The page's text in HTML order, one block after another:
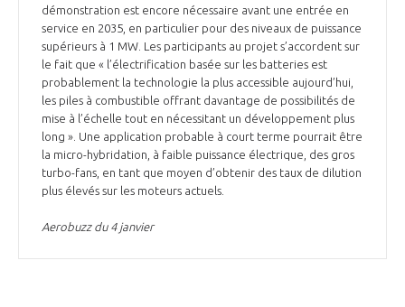
démonstration est encore nécessaire avant une entrée en
service en 2035, en particulier pour des niveaux de puissance
supérieurs à 1 MW. Les participants au projet s’accordent sur
le fait que « l’électrification basée sur les batteries est
probablement la technologie la plus accessible aujourd’hui,
les piles à combustible offrant davantage de possibilités de
mise à l’échelle tout en nécessitant un développement plus
long ». Une application probable à court terme pourrait être
la micro-hybridation, à faible puissance électrique, des gros
turbo-fans, en tant que moyen d’obtenir des taux de dilution
plus élevés sur les moteurs actuels.
Aerobuzz du 4 janvier